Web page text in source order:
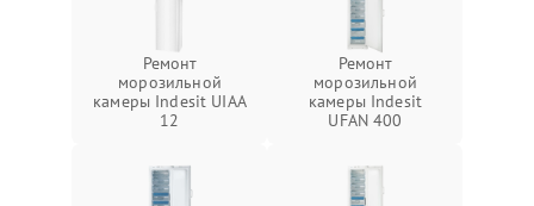
Ремонт
морозильной
камеры Indesit UIAA
12
Ремонт
морозильной
камеры Indesit
UFAN 400